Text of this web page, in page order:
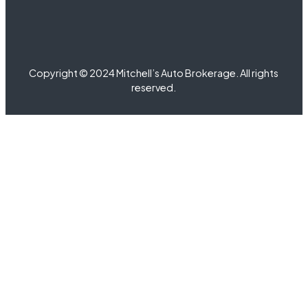
Copyright © 2024 Mitchell’s Auto Brokerage. All rights
reserved.